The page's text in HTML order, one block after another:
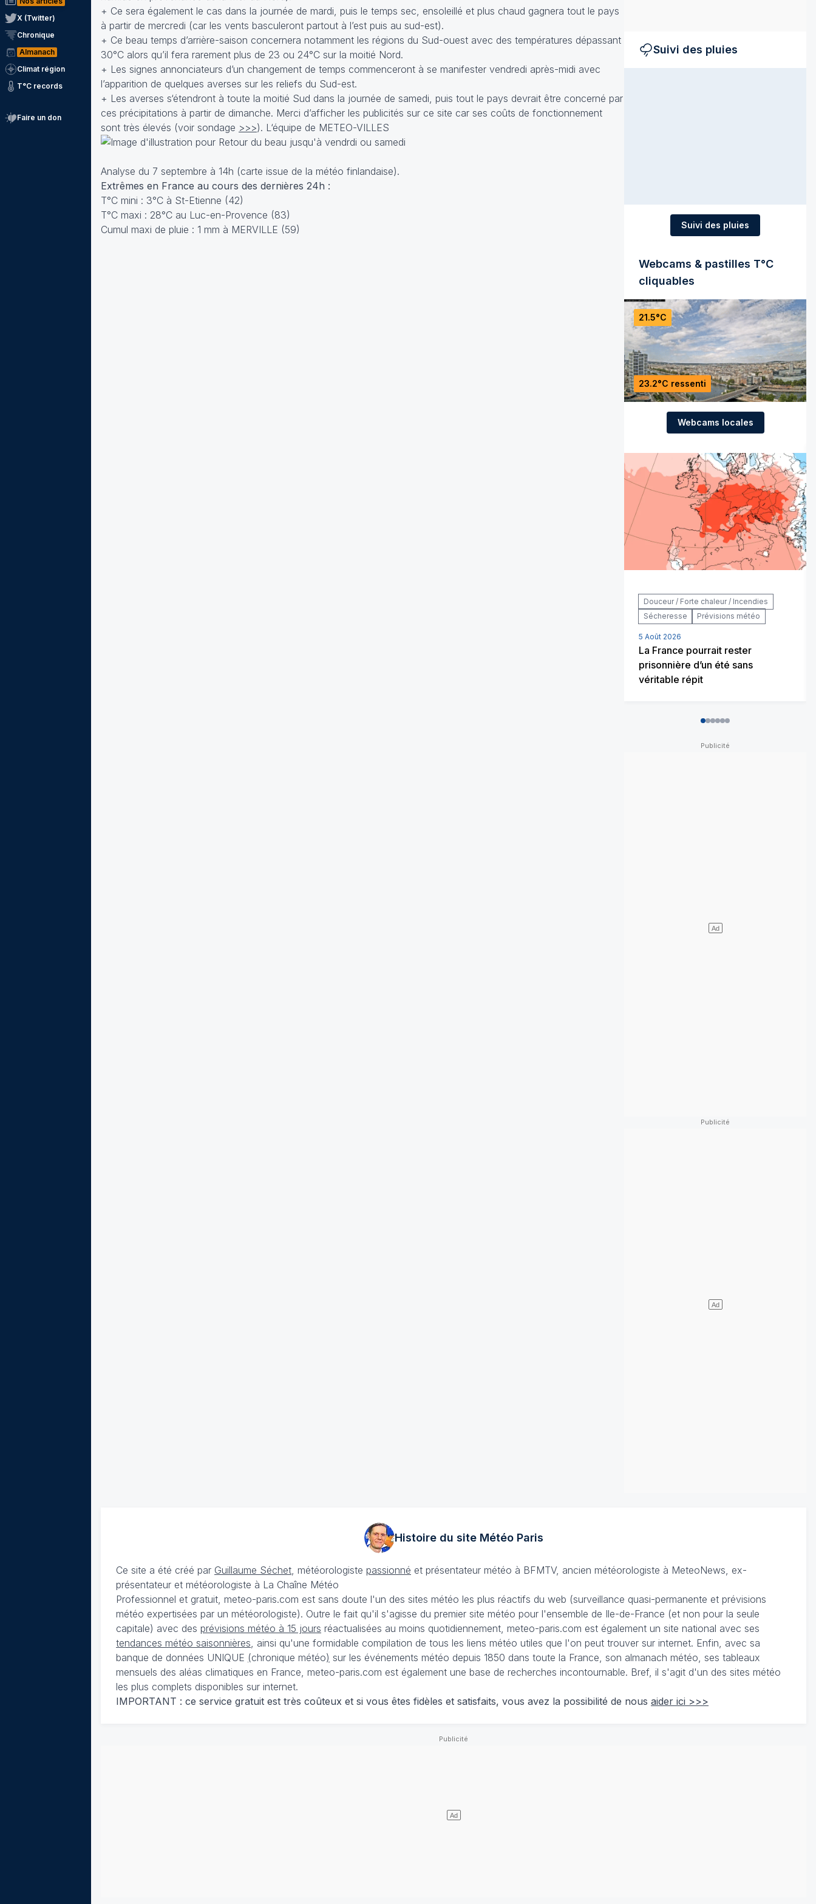
X (Twitter)
Chronique
Almanach
Climat région
T°C records
Faire un don
+ Ce sera également le cas dans la journée de mardi, puis le temps sec, ensoleillé et plus chaud gagnera tout le pays
à partir de mercredi (car les vents basculeront partout à l’est puis au sud-est).
+ Ce beau temps d’arrière-saison concernera notamment les régions du Sud-ouest avec des températures dépassant
30°C alors qu’il fera rarement plus de 23 ou 24°C sur la moitié Nord.
+ Les signes annonciateurs d’un changement de temps commenceront à se manifester vendredi après-midi avec
l’apparition de quelques averses sur les reliefs du Sud-est.
+ Les averses s‘étendront à toute la moitié Sud dans la journée de samedi, puis tout le pays devrait être concerné par
ces précipitations à partir de dimanche. Merci d’afficher les publicités sur ce site car ses coûts de fonctionnement
sont très élevés (voir sondage >>>). L‘équipe de METEO-VILLES
Analyse du 7 septembre à 14h (carte issue de la météo finlandaise).
Extrêmes en France au cours des dernières 24h :
T°C mini : 3°C à St-Etienne (42)
T°C maxi : 28°C au Luc-en-Provence (83)
Cumul maxi de pluie : 1 mm à MERVILLE (59)
Suivi des pluies
Suivi des pluies
Webcams & pastilles T°C
cliquables
21.5°C
23.2°C ressenti
Webcams locales
Douceur / Forte chaleur / Incendies
Sécheresse
Prévisions météo
5 Août 2026
La France pourrait rester
prisonnière d’un été sans
véritable répit
012345
Histoire du site MétéoParis
Ce site a été créé par Guillaume Séchet , météorologiste passionné et présentateur météo à BFMTV, ancien météorologiste à MeteoNews, ex-
présentateur et météorologiste à La Chaîne Météo
Professionnel et gratuit, meteo-paris.com est sans doute l'un des sites météo les plus réactifs du web (surveillance quasi-permanente et prévisions
météo expertisées par un météorologiste). Outre le fait qu'il s'agisse du premier site météo pour l'ensemble de Ile-de-France (et non pour la seule
capitale) avec des prévisions météo à 15 jours réactualisées au moins quotidiennement, meteo-paris.com est également un site national avec ses
tendances météo saisonnières , ainsi qu'une formidable compilation de tous les liens météo utiles que l'on peut trouver sur internet. Enfin, avec sa
banque de données UNIQUE (chronique météo) sur les événements météo depuis 1850 dans toute la France, son almanach météo, ses tableaux
mensuels des aléas climatiques en France, meteo-paris.com est également une base de recherches incontournable. Bref, il s'agit d'un des sites météo
les plus complets disponibles sur internet.
IMPORTANT : ce service gratuit est très coûteux et si vous êtes fidèles et satisfaits, vous avez la possibilité de nous aider ici >>>